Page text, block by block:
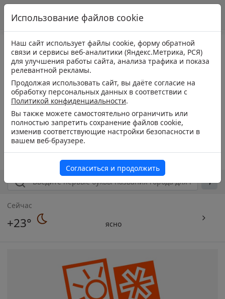
Сейчас
+23° ясно
Использование файлов cookie
Наш сайт использует файлы cookie, форму обратной
связи и сервисы веб-аналитики (Яндекс.Метрика, РСЯ)
для улучшения работы сайта, анализа трафика и показа
релевантной рекламы.
Продолжая использовать сайт, вы даёте согласие на
обработку персональных данных в соответствии с
Политикой конфиденциальности.
Вы также можете самостоятельно ограничить или
полностью запретить сохранение файлов cookie,
изменив соответствующие настройки безопасности в
вашем веб-браузере.
Согласиться и продолжить